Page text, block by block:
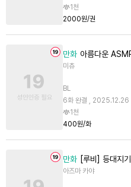
1천
2000원/권
만화 아름다운
미츄
BL
6화 완결 , 2025.12.26
1천
400원/화
만화 [루비] 등대지
아즈마 카야